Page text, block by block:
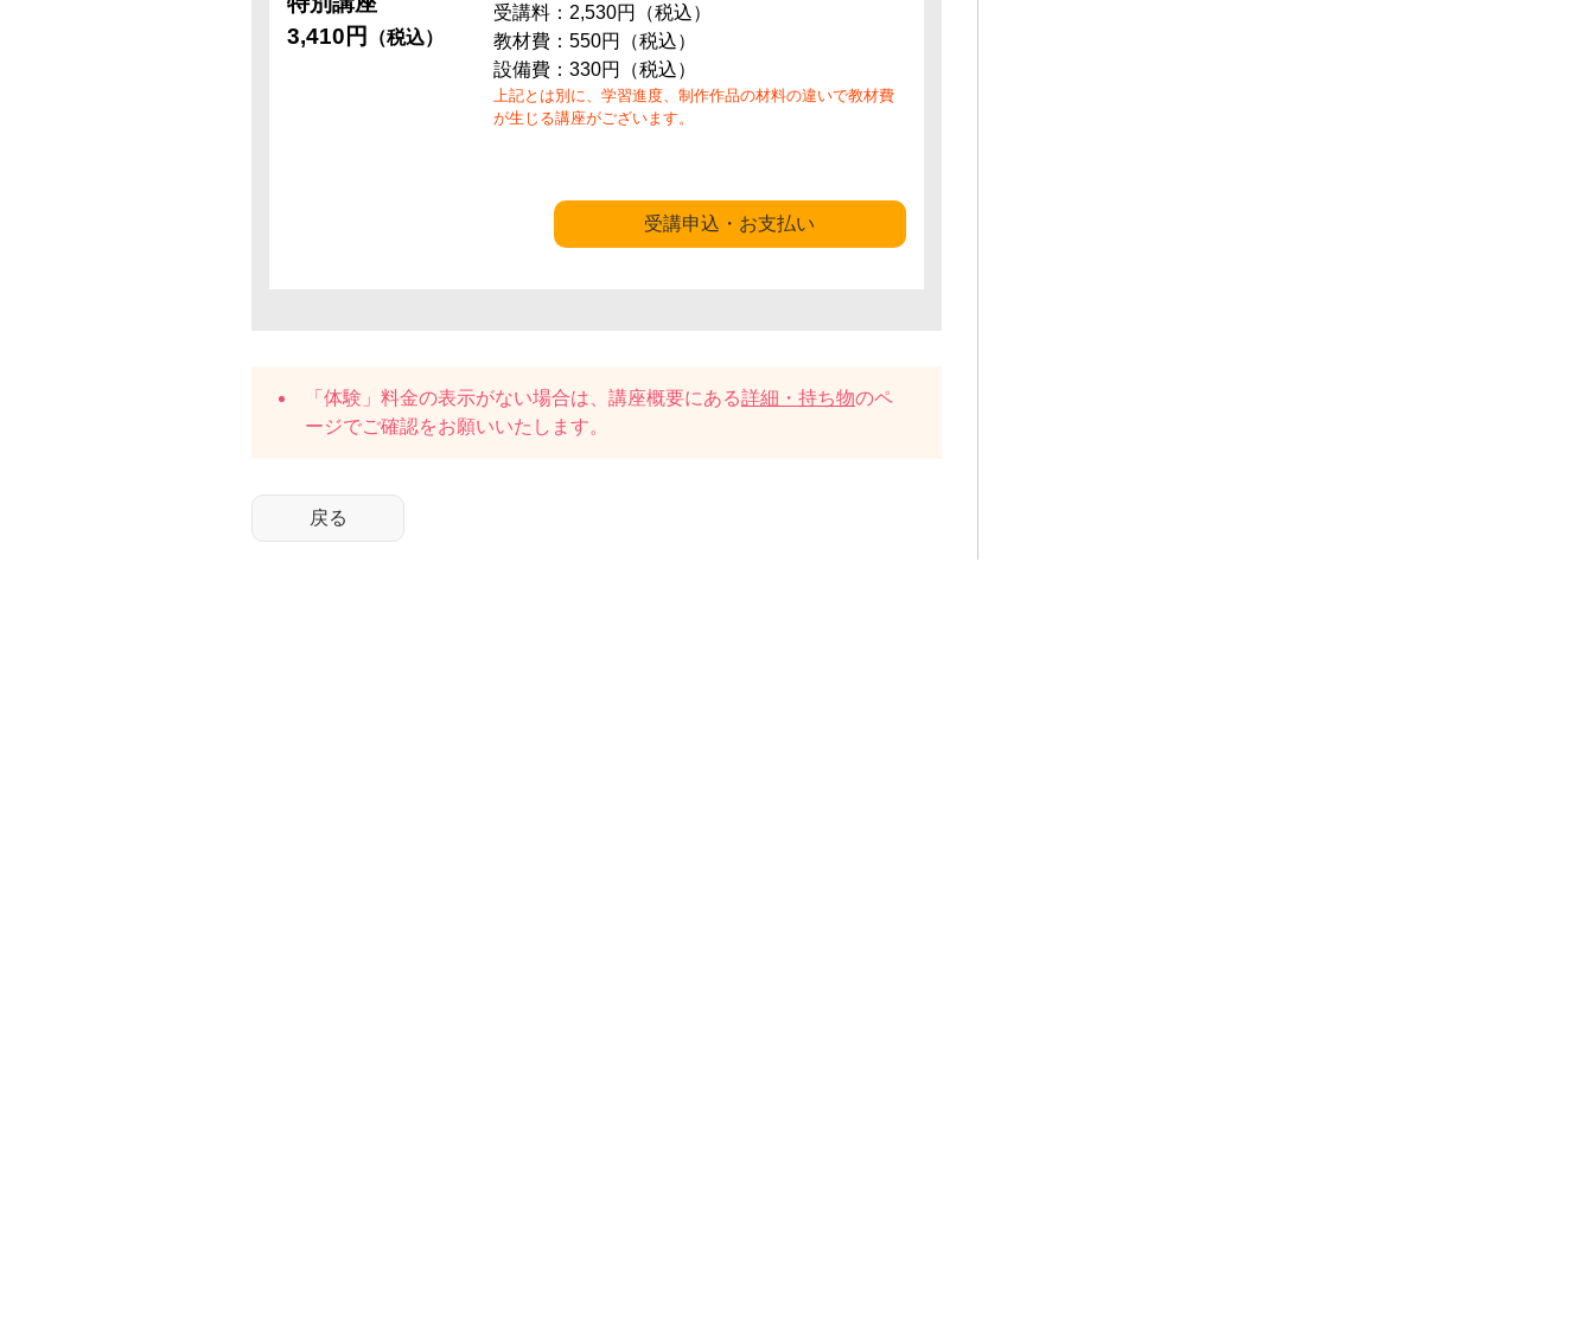
3,410円
（税込）
受講料：2,530円（税込）
教材費：550円（税込）
設備費：330円（税込）
上記とは別に、学習進度、制作作品の材料の違いで教材費
が生じる講座がございます。
受講申込・お支払い
「体験」料金の表示がない場合は、講座概要にある詳細・持ち物のペ
ージでご確認をお願いいたします。